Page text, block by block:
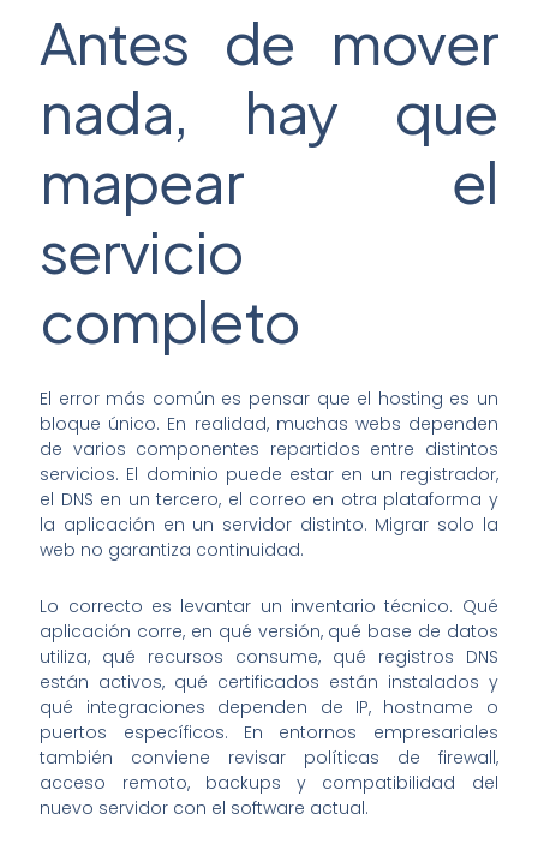
Antes de mover
nada, hay que
mapear el
servicio
completo
El error más común es pensar que el hosting es un
bloque único. En realidad, muchas webs dependen
de varios componentes repartidos entre distintos
servicios. El dominio puede estar en un registrador,
el DNS en un tercero, el correo en otra plataforma y
la aplicación en un servidor distinto. Migrar solo la
web no garantiza continuidad.
Lo correcto es levantar un inventario técnico. Qué
aplicación corre, en qué versión, qué base de datos
utiliza, qué recursos consume, qué registros DNS
están activos, qué certificados están instalados y
qué integraciones dependen de IP, hostname o
puertos específicos. En entornos empresariales
también conviene revisar políticas de firewall,
acceso remoto, backups y compatibilidad del
nuevo servidor con el software actual.